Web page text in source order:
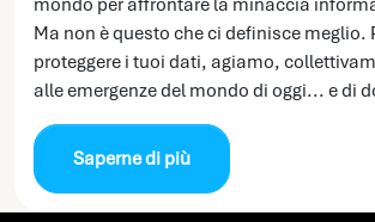
Ma non è questo che ci definisce meglio.
proteggere i tuoi dati, agiamo,
alle emergenze del mondo di oggi... e di
Saperne di più